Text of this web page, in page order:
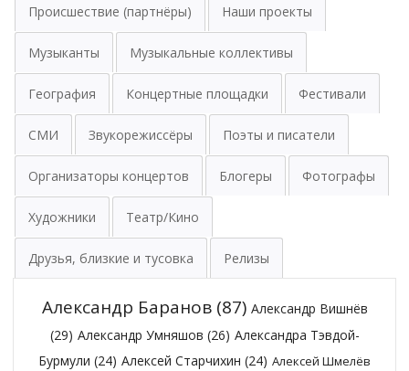
Происшествие (партнёры) Наши проекты
Музыканты Музыкальные коллективы
География Концертные площадки Фестивали
СМИ Звукорежиссёры Поэты и писатели
Организаторы концертов Блогеры Фотографы
Художники Театр/Кино
Друзья, близкие и тусовка Релизы
Александр Баранов(87) Александр Вишнёв
(29) Александр Умняшов (26) Александра Тэвдой-
Бурмули (24) Алексей Старчихин (24) Алексей Шмелёв